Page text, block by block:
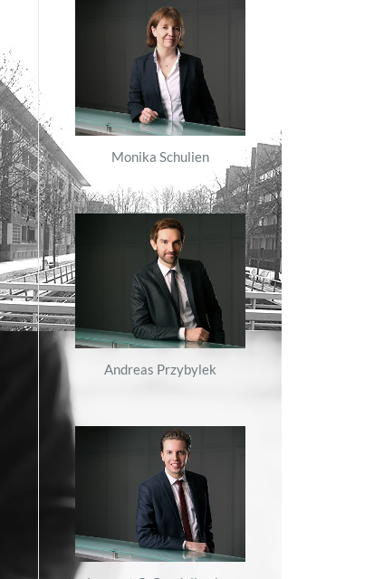
Monika Schulien
Andreas Przybylek